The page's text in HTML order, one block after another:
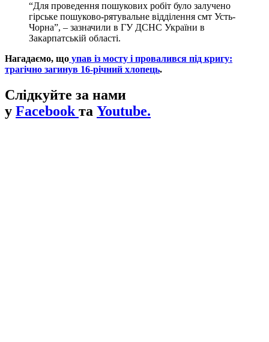
“Для проведення пошукових робіт було залучено
гірське пошуково-рятувальне відділення смт Усть-
Чорна”, – зазначили в ГУ ДСНС України в
Закарпатській області.
Нагадаємо, що упав із мосту і провалився під кригу:
трагічно загинув 16-річний хлопець.
Слідкуйте за нами
у Facebook та Youtube.